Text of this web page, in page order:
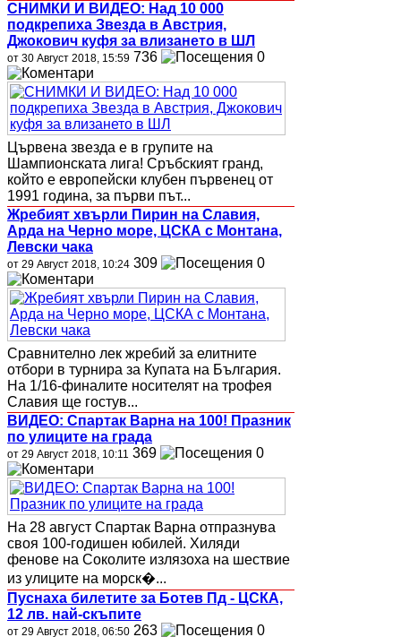
СНИМКИ И ВИДЕО: Над 10 000
подкрепиха Звезда в Австрия,
Джокович куфя за влизането в ШЛ
от 30 Август 2018, 15:59 736 0
Цървена звезда е в групите на
Шампионската лига! Сръбският гранд,
който е европейски клубен първенец от
1991 година, за първи път...
Жребият хвърли Пирин на Славия,
Арда на Черно море, ЦСКА с Монтана,
Левски чака
от 29 Август 2018, 10:24 309 0
Сравнително лек жребий за елитните
отбори в турнира за Купата на България.
На 1/16-финалите носителят на трофея
Славия ще гостув...
ВИДЕО: Спартак Варна на 100! Празник
по улиците на града
от 29 Август 2018, 10:11 369 0
На 28 август Спартак Варна отпразнува
своя 100-годишен юбилей. Хиляди
фенове на Соколите излязоха на шествие
из улиците на морск�...
Пуснаха билетите за Ботев Пд - ЦСКА,
12 лв. най-скъпите
от 29 Август 2018, 06:50 263 0